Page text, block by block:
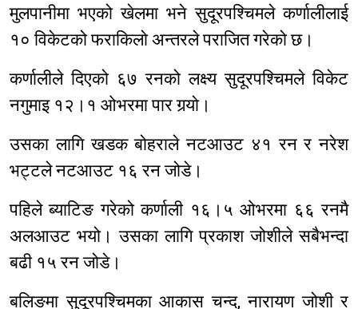
मुलपानीमा भएको खेलमा भने सुदूरपश्चिमले कर्णालीलाई
१० विकेटको फराकिलो अन्तरले पराजित गरेको छ।
कर्णालीले दिएको ६७ रनको लक्ष्य सुदूरपश्चिमले विकेट
नगुमाइ १२।१ ओभरमा पार गर्‍यो।
उसका लागि खडक बोहराले नटआउट ४१ रन र नरेश
भट्टले नटआउट १६ रन जोडे।
पहिले ब्याटिङ गरेको कर्णाली १६।५ ओभरमा ६६ रनमै
अलआउट भयो। उसका लागि प्रकाश जोशीले सबैभन्दा
बढी १५ रन जोडे।
बलिङमा सुदूरपश्चिमका आकास चन्द, नारायण जोशी र